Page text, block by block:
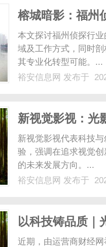
榕城暗影：福州
本文探讨福州侦探行
域及工作方式，同时
其专业化转型可能。...
裕安信息网 发布于
新视觉影视：光
新视觉影视代表科技
验，强调在追求视觉
的未来发展方向。...
裕安信息网 发布于
以科技铸品质｜
榜”年度奖项
近期，由运营商财经